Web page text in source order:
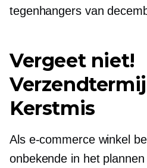
tegenhangers van
Vergeet niet!
Kerstmis
Als e-commerce winkel
onbekende in het